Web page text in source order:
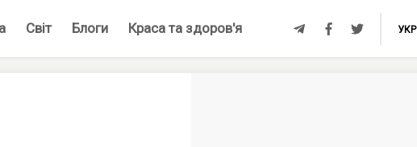
Світ Блоги Краса та здоров'я УКР